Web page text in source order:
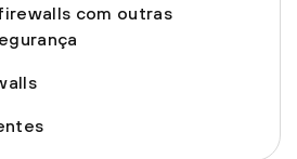
com outras